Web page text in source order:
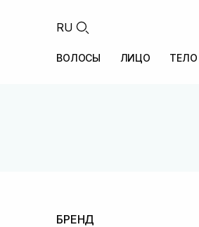
RU
ВОЛОСЫ ЛИЦО ТЕЛО
БРЕНД